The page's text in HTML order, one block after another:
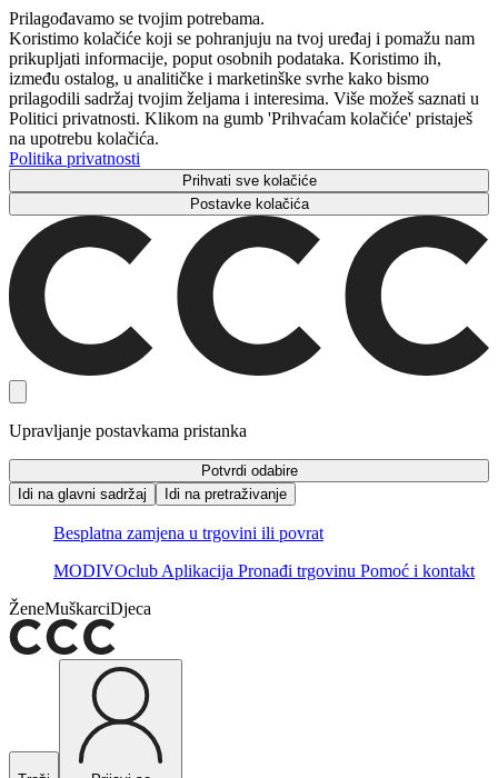
Prilagođavamo se tvojim potrebama.
Koristimo kolačiće koji se pohranjuju na tvoj uređaj i pomažu nam
prikupljati informacije, poput osobnih podataka. Koristimo ih,
između ostalog, u analitičke i marketinške svrhe kako bismo
prilagodili sadržaj tvojim željama i interesima. Više možeš saznati u
Politici privatnosti. Klikom na gumb 'Prihvaćam kolačiće' pristaješ
na upotrebu kolačića.
Politika privatnosti
Prihvati sve kolačiće
Postavke kolačića
Upravljanje postavkama pristanka
Potvrdi odabire
Idi na glavni sadržaj
Idi na pretraživanje
Besplatna zamjena u trgovini ili povrat
MODIVOclub Aplikacija Pronađi trgovinu Pomoć i kontakt
ŽeneMuškarciDjeca